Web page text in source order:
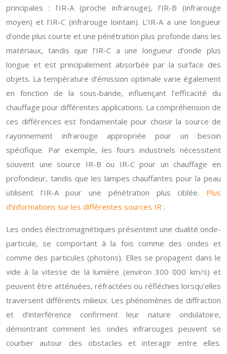
principales : l’IR-A (proche infrarouge), l’IR-B (infrarouge
moyen) et l’IR-C (infrarouge lointain). L’IR-A a une longueur
d’onde plus courte et une pénétration plus profonde dans les
matériaux, tandis que l’IR-C a une longueur d’onde plus
longue et est principalement absorbée par la surface des
objets. La température d’émission optimale varie également
en fonction de la sous-bande, influençant l’efficacité du
chauffage pour différentes applications. La compréhension de
ces différences est fondamentale pour choisir la source de
rayonnement infrarouge appropriée pour un besoin
spécifique. Par exemple, les fours industriels nécessitent
souvent une source IR-B ou IR-C pour un chauffage en
profondeur, tandis que les lampes chauffantes pour la peau
utilisent l’IR-A pour une pénétration plus ciblée. Plus
d’informations sur les différentes sources IR .
Les ondes électromagnétiques présentent une dualité onde-
particule, se comportant à la fois comme des ondes et
comme des particules (photons). Elles se propagent dans le
vide à la vitesse de la lumière (environ 300 000 km/s) et
peuvent être atténuées, réfractées ou réfléchies lorsqu’elles
traversent différents milieux. Les phénomènes de diffraction
et d’interférence confirment leur nature ondulatoire,
démontrant comment les ondes infrarouges peuvent se
courber autour des obstacles et interagir entre elles.